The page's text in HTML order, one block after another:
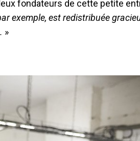
fondateurs de cette petite
exemple, est redistribuée
»